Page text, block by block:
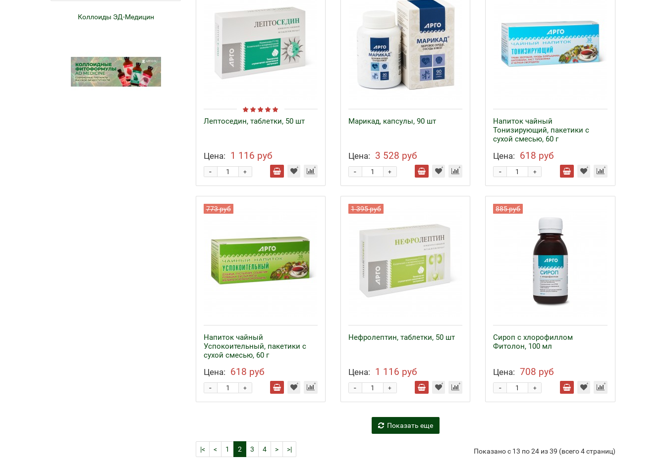
Коллоиды ЭД-Медицин Аппликаторы Ляпко
Лептоседин, таблетки, 50 шт
Цена: 1 116 руб
+
-
Марикад, капсулы, 90 шт
Цена: 3 528 руб
+
-
Напиток чайный
Тонизирующий, пакетики с
сухой смесью, 60 г
Цена: 618 руб
+
-
773 руб
Напиток чайный
Успокоительный, пакетики с
сухой смесью, 60 г
Цена: 618 руб
+
-
1 395 руб
Нефролептин, таблетки, 50 шт
Цена: 1 116 руб
+
-
885 руб
Сироп с хлорофиллом
Фитолон, 100 мл
Цена: 708 руб
+
-
Показать еще
|< < 1 2 3 4 > >| Показано с 13 по 24 из 39 (всего 4 страниц)